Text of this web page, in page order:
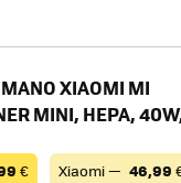
XIAOMI MI
MINI, HEPA,
€ Xiaomi — 46,99